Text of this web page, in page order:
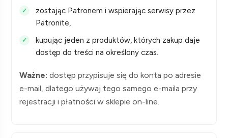
zostając Patronem i wspierając serwisy przez
Patronite,
kupując jeden z produktów, których zakup daje
dostęp do treści na określony czas.
Ważne: dostęp przypisuje się do konta po adresie
e-mail, dlatego używaj tego samego e-maila przy
rejestracji i płatności w sklepie on-line.